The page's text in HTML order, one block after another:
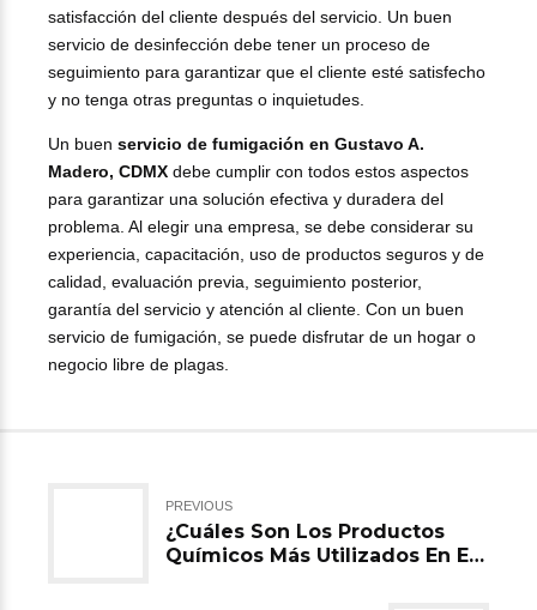
satisfacción del cliente después del servicio. Un buen
servicio de desinfección debe tener un proceso de
seguimiento para garantizar que el cliente esté satisfecho
y no tenga otras preguntas o inquietudes.
Un buen servicio de fumigación en Gustavo A.
Madero, CDMX debe cumplir con todos estos aspectos
para garantizar una solución efectiva y duradera del
problema. Al elegir una empresa, se debe considerar su
experiencia, capacitación, uso de productos seguros y de
calidad, evaluación previa, seguimiento posterior,
garantía del servicio y atención al cliente. Con un buen
servicio de fumigación, se puede disfrutar de un hogar o
negocio libre de plagas.
PREVIOUS
¿Cuáles Son Los Productos
Químicos Más Utilizados En El